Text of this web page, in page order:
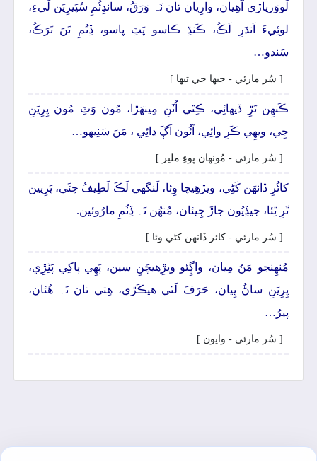
لَووَرياڙي آھِيان، وارِيان تان نَہ وَرَقُ، سانڍِئُمِ سُپَيرِيَن لَيءِ،
لوئِيءَ اَندَرِ لَڪُ، ڪَنڌِ ڪاسو پَٽِ پاسو، ڏِنُمِ تَنَ تَرَڪُ،
سَندو…
[ سُر مارئي - جيھا جي تيھا ]
ڪَنھِن تَڙِ ڏيھائِي، ڪِٿي اُٺَنِ مِينھَڙا، مُون وَٽِ مُون پِرِيَنِ
جِي، ويھِي ڪَرِ وائِي، آئُون اَڳَ ڍائِي ، مَنَ سَنِيھو…
[ سُر مارئي - مُونھان پوءِ ملير ]
کائُرِ ڏانھَن کَڻِي، ويڙهِيچا وِئا، لَنگهي لَڪَ لَطِيفُ چئَي، پَرِيين
ٿَرِ ٿِئا، جيڏِيُون جاڙَ جِيئان، مُنھُن نَہ ڏِٺُمِ مارُوئين.
[ سُر مارئي - کائر ڏانھن کڻي وئا ]
مُنھِنجو مَنُ مِيان، واڳِئو ويڙِهيچَنِ سين، پَھِي پاکِي پَٽِڙِي،
پِرِيَنِ ساڻُ پِيان، حَرَفَ لَٿي ھيڪَڙي، ھِتي تان نَہ ھُئان،
پيرُ…
[ سُر مارئي - وايون ]